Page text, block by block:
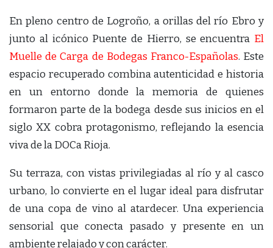
En pleno centro de Logroño, a orillas del río Ebro y
junto al icónico Puente de Hierro, se encuentra El
Muelle de Carga de Bodegas Franco-Españolas. Este
espacio recuperado combina autenticidad e historia
en un entorno donde la memoria de quienes
formaron parte de la bodega desde sus inicios en el
siglo XX cobra protagonismo, reflejando la esencia
viva de la DOCa Rioja.
Su terraza, con vistas privilegiadas al río y al casco
urbano, lo convierte en el lugar ideal para disfrutar
de una copa de vino al atardecer. Una experiencia
sensorial que conecta pasado y presente en un
ambiente relajado y con carácter.